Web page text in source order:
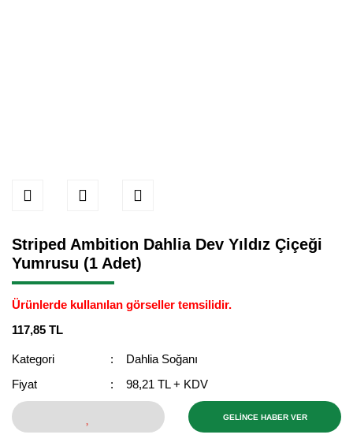
Striped Ambition Dahlia Dev Yıldız Çiçeği
Yumrusu (1 Adet)
Ürünlerde kullanılan görseller temsilidir.
117,85 TL
Kategori
Dahlia Soğanı
Fiyat
98,21 TL + KDV
GELİNCE HABER VER